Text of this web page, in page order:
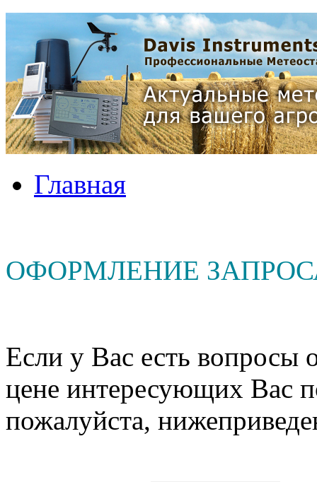
Главная
ОФОРМЛЕНИЕ
Если у Вас есть вопросы
цене интересующих Вас
пожалуйста,